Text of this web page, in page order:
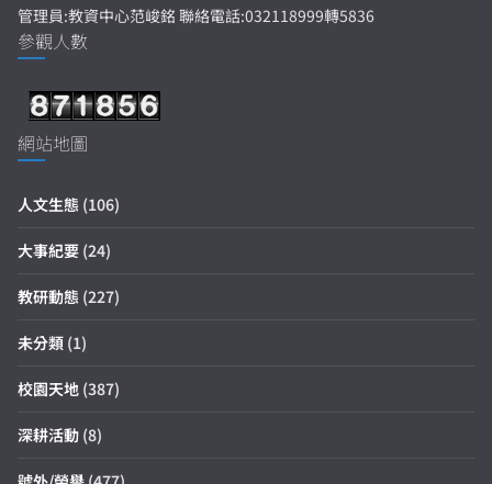
管理員:教資中心范峻銘 聯絡電話:032118999轉5836
參觀人數
網站地圖
人文生態 (106)
大事紀要 (24)
教研動態 (227)
未分類 (1)
校園天地 (387)
深耕活動 (8)